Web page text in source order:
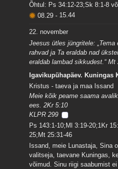
Õhtul: Ps 34:12-23;Sk 8:1-8
08.29- 15.44
22. november
Jeesus ütles jüngritele:
rahvad ja Ta eraldab nad
eraldab lambad sikkudest.“ Mt
Igavikupühapäev. Kuningas
Kristus - taeva ja maa Issand
Meie kõik peame saama
ees. 2Kr 5:10
KLPR 299
Ps 143:1-10;Ml 3:19-20;1Kr
25;Mt 25:31-46
Issand, meie Lunastaja, Sina
valitseja, taevane Kuningas,
võimud. Sinu riigi saabumist